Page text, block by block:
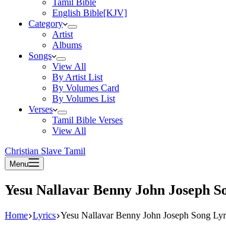
Tamil Bible
English Bible[KJV]
Category
Artist
Albums
Songs
View All
By Artist List
By Volumes Card
By Volumes List
Verses
Tamil Bible Verses
View All
Christian Slave Tamil
Menu
Yesu Nallavar Benny John Joseph
Home Lyrics Yesu Nallavar Benny John Joseph Song